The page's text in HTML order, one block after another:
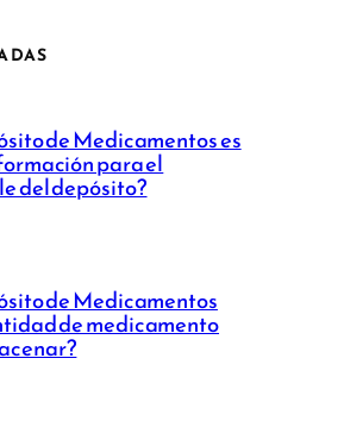
de Medicamentos es
para el
del depósito?
de Medicamentos
de medicamento